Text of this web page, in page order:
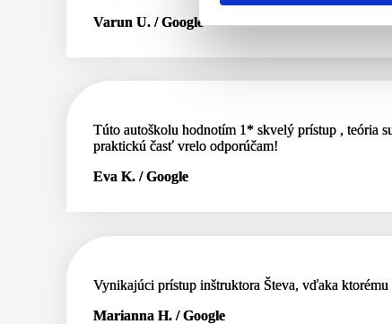
Varun U. / Google
Túto autoškolu hodnotím 1* skvelý prístup , teória
praktickú časť vrelo odporúčam!
Eva K. / Google
Vynikajúci prístup inštruktora Števa, vďaka
Marianna H. / Google